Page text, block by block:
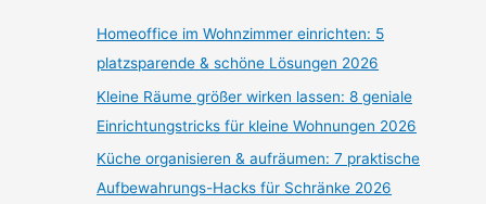
Homeoffice im Wohnzimmer einrichten: 5
platzsparende & schöne Lösungen 2026
Kleine Räume größer wirken lassen: 8 geniale
Einrichtungstricks für kleine Wohnungen 2026
Küche organisieren & aufräumen: 7 praktische
Aufbewahrungs-Hacks für Schränke 2026